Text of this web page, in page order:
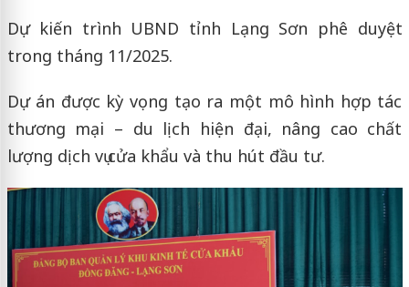
Dự kiến trình UBND tỉnh Lạng Sơn phê duyệt
trong tháng 11/2025.
Dự án được kỳ vọng tạo ra một mô hình hợp tác
thương mại – du lịch hiện đại, nâng cao chất
lượng dịch vụ cửa khẩu và thu hút đầu tư.